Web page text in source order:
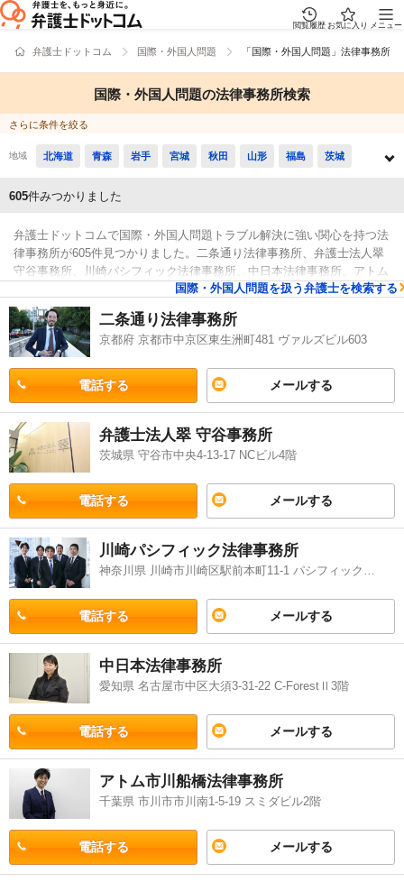
閲覧履歴 お気に入り メニュー
弁護士ドットコム 国際・外国人問題 「国際・外国人問題」法律事務所
国際・外国人問題の法律事務所検索
さらに条件を絞る
地域 北海道 青森 岩手 宮城 秋田 山形 福島 茨城
滋賀 京都 大阪 兵庫 奈良 和歌山 鳥取 島根
岡山 広島 山口 徳島 香川 愛媛 高知 福岡
佐賀 長崎 熊本 大分 宮崎
弁護士ドットコムで国際・外国人問題トラブル解決に強い関心を持つ法
律事務所が605件見つかりました。二条通り法律事務所、弁護士法人翠
守谷事務所、川崎パシフィック法律事務所、中日本法律事務所、アトム
市川船橋法律事務所などの電話・メールの問合せ情報から、土日祝日の
休日法律相談や無料相談の可否・注力している分野など、充実した専門
情報で心強い法律事務所をお探しください。
605件みつかりました
国際・外国人問題を扱う弁護士を検索する
検索結果
二条通り法律事務所
京都府 京都市中京区東生洲町481 ヴァルズビル603
電話する メールする
弁護士法人翠 守谷事務所
茨城県 守谷市中央4-13-17 NCビル4階
電話する メールする
川崎パシフィック法律事務所
神奈川県 川崎市川崎区駅前本町11-1 パシフィックマークス川崎ビル8階
電話する メールする
中日本法律事務所
愛知県 名古屋市中区大須3-31-22 C-ForestⅡ3階
電話する メールする
アトム市川船橋法律事務所
千葉県 市川市市川南1-5-19 スミダビル2階
電話する メールする